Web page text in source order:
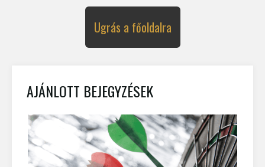
AJÁNLOTT BEJEGYZÉSEK
Ugrás a főoldalra